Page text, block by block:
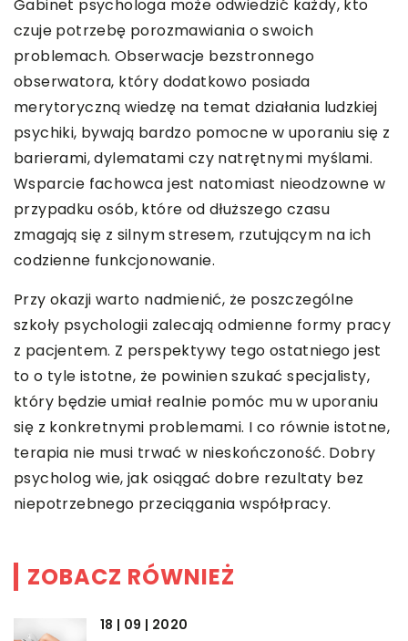
Gabinet psychologa może odwiedzić każdy, kto
czuje potrzebę porozmawiania o swoich
problemach. Obserwacje bezstronnego
obserwatora, który dodatkowo posiada
merytoryczną wiedzę na temat działania ludzkiej
psychiki, bywają bardzo pomocne w uporaniu się z
barierami, dylematami czy natrętnymi myślami.
Wsparcie fachowca jest natomiast nieodzowne w
przypadku osób, które od dłuższego czasu
zmagają się z silnym stresem, rzutującym na ich
codzienne funkcjonowanie.
Przy okazji warto nadmienić, że poszczególne
szkoły psychologii zalecają odmienne formy pracy
z pacjentem. Z perspektywy tego ostatniego jest
to o tyle istotne, że powinien szukać specjalisty,
który będzie umiał realnie pomóc mu w uporaniu
się z konkretnymi problemami. I co równie istotne,
terapia nie musi trwać w nieskończoność. Dobry
psycholog wie, jak osiągać dobre rezultaty bez
niepotrzebnego przeciągania współpracy.
ZOBACZ RÓWNIEŻ
18 | 09 | 2020